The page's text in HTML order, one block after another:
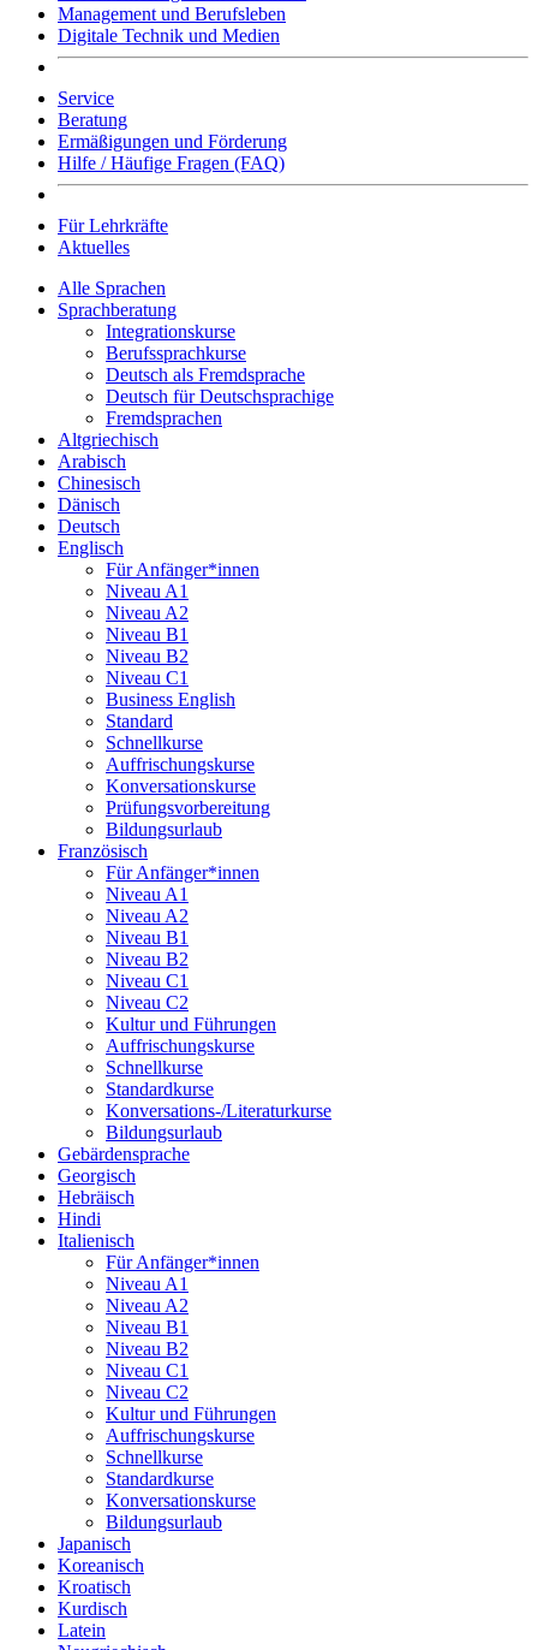
Management und Berufsleben
Digitale Technik und Medien
Service
Beratung
Ermäßigungen und Förderung
Hilfe / Häufige Fragen (FAQ)
Für Lehrkräfte
Aktuelles
Alle Sprachen
Sprachberatung
Integrationskurse
Berufssprachkurse
Deutsch als Fremdsprache
Deutsch für Deutschsprachige
Fremdsprachen
Altgriechisch
Arabisch
Chinesisch
Dänisch
Deutsch
Englisch
Für Anfänger*innen
Niveau A1
Niveau A2
Niveau B1
Niveau B2
Niveau C1
Business English
Standard
Schnellkurse
Auffrischungskurse
Konversationskurse
Prüfungsvorbereitung
Bildungsurlaub
Französisch
Für Anfänger*innen
Niveau A1
Niveau A2
Niveau B1
Niveau B2
Niveau C1
Niveau C2
Kultur und Führungen
Auffrischungskurse
Schnellkurse
Standardkurse
Konversations-/Literaturkurse
Bildungsurlaub
Gebärdensprache
Georgisch
Hebräisch
Hindi
Italienisch
Für Anfänger*innen
Niveau A1
Niveau A2
Niveau B1
Niveau B2
Niveau C1
Niveau C2
Kultur und Führungen
Auffrischungskurse
Schnellkurse
Standardkurse
Konversationskurse
Bildungsurlaub
Japanisch
Koreanisch
Kroatisch
Kurdisch
Latein